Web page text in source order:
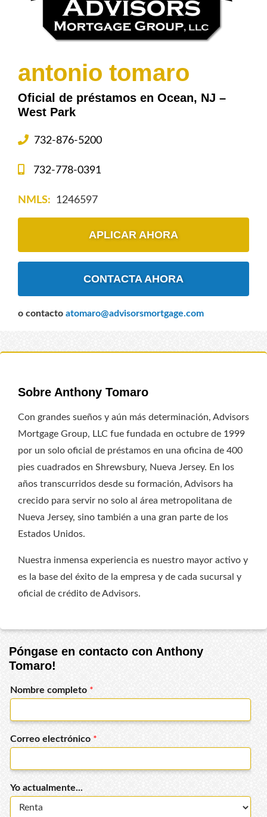
antonio tomaro
Oficial de préstamos en Ocean, NJ –
West Park
732-876-5200
732-778-0391
NMLS: 1246597
APLICAR AHORA
CONTACTA AHORA
o contacto atomaro@advisorsmortgage.com
Sobre Anthony Tomaro
Con grandes sueños y aún más determinación, Advisors
Mortgage Group, LLC fue fundada en octubre de 1999
por un solo oficial de préstamos en una oficina de 400
pies cuadrados en Shrewsbury, Nueva Jersey. En los
años transcurridos desde su formación, Advisors ha
crecido para servir no solo al área metropolitana de
Nueva Jersey, sino también a una gran parte de los
Estados Unidos.
Nuestra inmensa experiencia es nuestro mayor activo y
es la base del éxito de la empresa y de cada sucursal y
oficial de crédito de Advisors.
Póngase en contacto con Anthony
Tomaro!
Nombre completo *
Correo electrónico *
Yo actualmente...